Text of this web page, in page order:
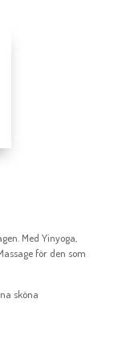
Med Yinyoga,
för den som
sköna